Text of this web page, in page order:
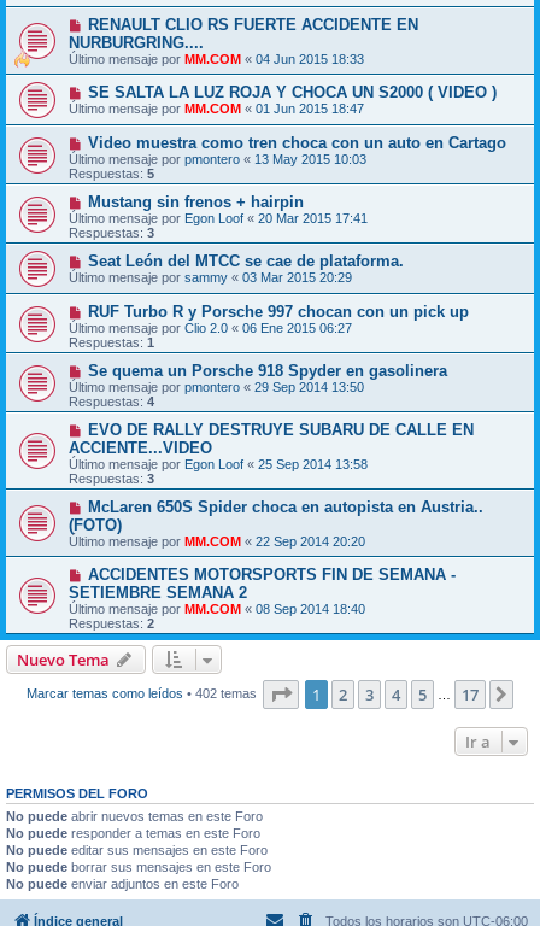
RENAULT CLIO RS FUERTE ACCIDENTE EN
NURBURGRING....
Último mensaje por MM.COM « 04 Jun 2015 18:33
SE SALTA LA LUZ ROJA Y CHOCA UN S2000 ( VIDEO )
Último mensaje por MM.COM « 01 Jun 2015 18:47
Video muestra como tren choca con un auto en Cartago
Último mensaje por pmontero « 13 May 2015 10:03
Respuestas: 5
Mustang sin frenos + hairpin
Último mensaje por Egon Loof « 20 Mar 2015 17:41
Respuestas: 3
Seat León del MTCC se cae de plataforma.
Último mensaje por sammy « 03 Mar 2015 20:29
RUF Turbo R y Porsche 997 chocan con un pick up
Último mensaje por Clio 2.0 « 06 Ene 2015 06:27
Respuestas: 1
Se quema un Porsche 918 Spyder en gasolinera
Último mensaje por pmontero « 29 Sep 2014 13:50
Respuestas: 4
EVO DE RALLY DESTRUYE SUBARU DE CALLE EN
ACCIENTE...VIDEO
Último mensaje por Egon Loof « 25 Sep 2014 13:58
Respuestas: 3
McLaren 650S Spider choca en autopista en Austria..
(FOTO)
Último mensaje por MM.COM « 22 Sep 2014 20:20
ACCIDENTES MOTORSPORTS FIN DE SEMANA -
SETIEMBRE SEMANA 2
Último mensaje por MM.COM « 08 Sep 2014 18:40
Respuestas: 2
Nuevo Tema
Marcar temas como leídos • 402 temas Página de 17
1 2 3 4 5 17
Ir a
PERMISOS DEL FORO
No puede abrir nuevos temas en este Foro
No puede responder a temas en este Foro
No puede editar sus mensajes en este Foro
No puede borrar sus mensajes en este Foro
No puede enviar adjuntos en este Foro
Índice general Todos los horarios son UTC-06:00